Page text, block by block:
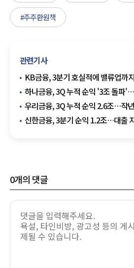
#주주환원책
관련기사
KB금융, 3분기 호실적에 밸류업
하나금융, 3Q 누적 순익 '3조 돌파
주주환원율 50%"
우리금융, 3Q 누적 순익 2.6조…작
신한금융, 3분기 순익 1.2조…대출
0개의 댓글